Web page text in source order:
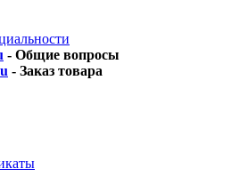
- Общие вопросы
- Заказ товара